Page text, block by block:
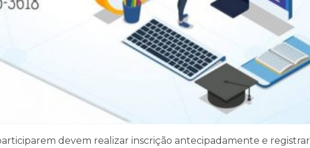
devem realizar inscrição antecipadamente e registrar